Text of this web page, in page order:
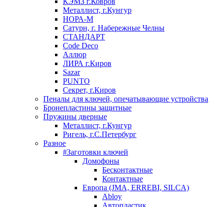
Металлист, г.Кунгур
НОРА-М
Сатурн, г. Набережные Челны
СТАНДАРТ
Code Deco
Аллюр
ЛИРА г.Киров
Sazar
PUNTO
Секрет, г.Киров
Пеналы для ключей, опечатывающие устройства
Бронепластины защитные
Пружины дверные
Металлист, г.Кунгур
Ригель, г.С.Петербург
Разное
#Заготовки ключей
Домофоны
Бесконтактные
Контактные
Европа (JMA, ERREBI, SILCA)
Abloy
Автопластик